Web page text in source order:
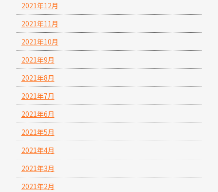
2021年12月
2021年11月
2021年10月
2021年9月
2021年8月
2021年7月
2021年6月
2021年5月
2021年4月
2021年3月
2021年2月